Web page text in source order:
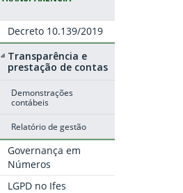
Decreto 10.139/2019
Transparência e
prestação de contas
Demonstrações
contábeis
Relatório de gestão
Governança em
Números
LGPD no Ifes